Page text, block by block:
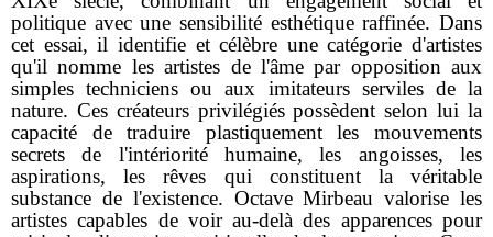
politique avec une sensibilité esthétique raffinée. Dans
cet essai, il identifie et célèbre une catégorie d'artistes
qu'il nomme les artistes de l'âme par opposition aux
simples techniciens ou aux imitateurs serviles de la
nature. Ces créateurs privilégiés possèdent selon lui la
capacité de traduire plastiquement les mouvements
secrets de l'intériorité humaine, les angoisses, les
aspirations, les rêves qui constituent la véritable
substance de l'existence. Octave Mirbeau valorise les
artistes capables de voir au-delà des apparences pour